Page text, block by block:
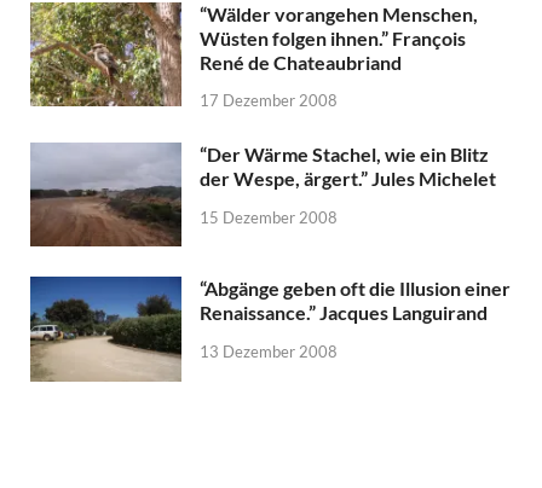
“Wälder vorangehen Menschen,
Wüsten folgen ihnen.” François
René de Chateaubriand
17 Dezember 2008
“Der Wärme Stachel, wie ein Blitz
der Wespe, ärgert.” Jules Michelet
15 Dezember 2008
“Abgänge geben oft die Illusion einer
Renaissance.” Jacques Languirand
13 Dezember 2008